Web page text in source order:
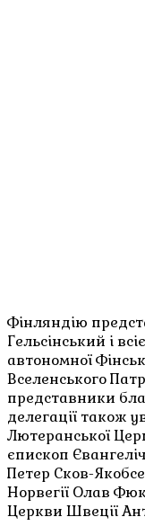
Фінляндію
Гельсінський і
автономної
Вселенського
представники
делегації також
Лютеранської
єпископ
Петер Сков-
Норвегії Олав
Церкви Швеції